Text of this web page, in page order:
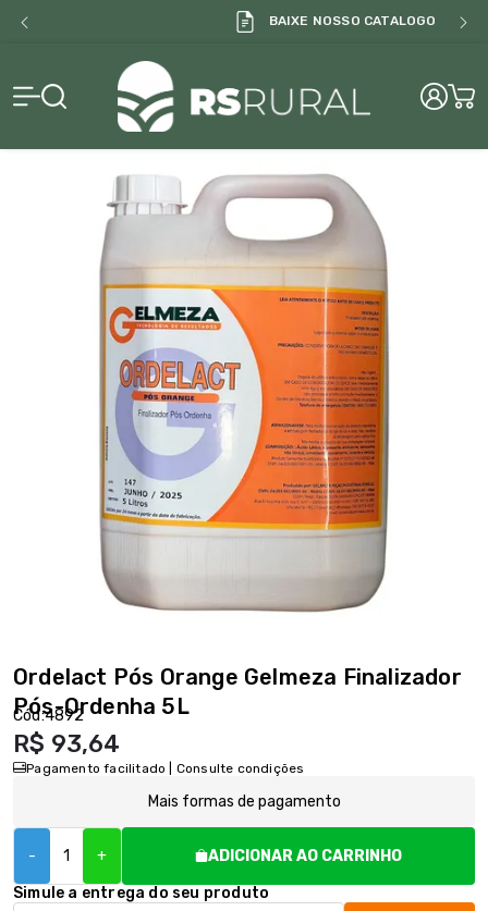
BAIXE NOSSO CATALOGO
RS Rural
Ordelact Pós Orange Gelmeza Finalizador
Pós-Ordenha 5L
Cód:4892
R$ 93,64
Pagamento facilitado | Consulte condições
Mais formas de pagamento
- +
ADICIONAR AO CARRINHO
Simule a entrega do seu produto